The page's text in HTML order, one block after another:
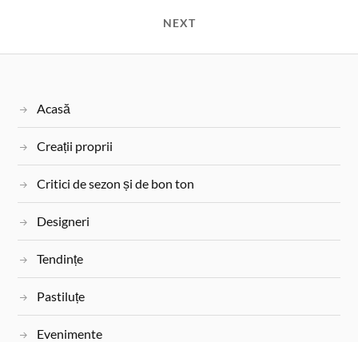
o
r
t
e
r
e
NEXT
Acasă
Creații proprii
Critici de sezon și de bon ton
Designeri
Tendințe
Pastiluțe
Evenimente